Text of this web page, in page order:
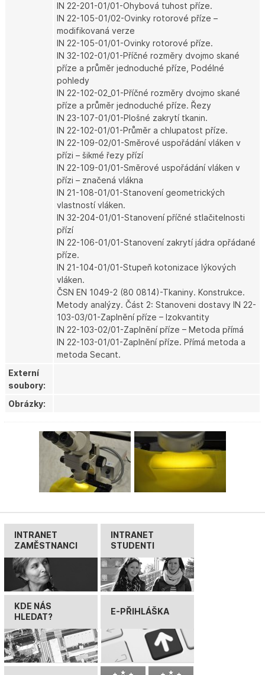
IN 22-201-01/01-Ohybová tuhost příze.
IN 22-105-01/02-Ovinky rotorové příze –
modifikovaná verze
IN 22-105-01/01-Ovinky rotorové příze.
IN 32-102-01/01-Příčné rozměry dvojmo skané
příze a průměr jednoduché příze, Podélné
pohledy
IN 22-102-02_01-Příčné rozměry dvojmo skané
příze a průměr jednoduché příze. Řezy
IN 23-107-01/01-Plošné zakrytí tkanin.
IN 22-102-01/01-Průměr a chlupatost příze.
IN 22-109-02/01-Směrové uspořádání vláken v
přízi – šikmé řezy přízí
IN 22-109-01/01-Směrové uspořádání vláken v
přízi – značená vlákna
IN 21-108-01/01-Stanovení geometrických
vlastností vláken.
IN 32-204-01/01-Stanovení příčné stlačitelnosti
přízí
IN 22-106-01/01-Stanovení zakrytí jádra opřádané
příze.
IN 21-104-01/01-Stupeň kotonizace lýkových
vláken.
ČSN EN 1049-2 (80 0814)-Tkaniny. Konstrukce.
Metody analýzy. Část 2: Stanoveni dostavy IN 22-
103-03/01-Zaplnění příze – Izokvantity
IN 22-103-02/01-Zaplnění příze – Metoda přímá
IN 22-103-01/01-Zaplnění příze. Přímá metoda a
metoda Secant.
Externí
soubory:
Obrázky:
INTRANET
ZAMĚSTNANCI
INTRANET
STUDENTI
KDE NÁS
HLEDAT?
E-PŘIHLÁŠKA